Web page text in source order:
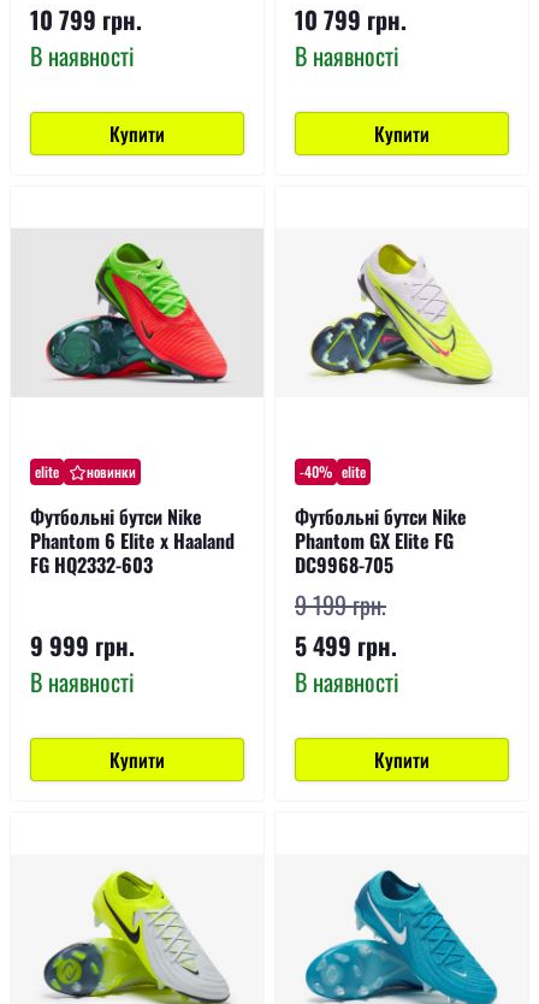
10 799 грн.
В наявності
Купити
10 799 грн.
В наявності
Купити
elite новинки
Футбольні бутси Nike
Phantom 6 Elite x Haaland
FG HQ2332-603
9 999 грн.
В наявності
Купити
-40% elite
Футбольні бутси Nike
Phantom GX Elite FG
DC9968-705
9 199 грн.
5 499 грн.
В наявності
Купити